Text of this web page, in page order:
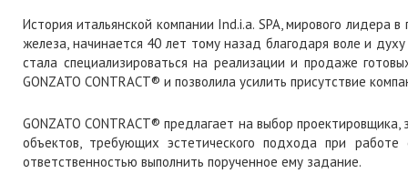
История итальянской компании Ind.i.a. SPA, мирового
железа, начинается 40 лет тому назад благодаря воле и
стала специализироваться на реализации и продаже
GONZATO CONTRACT® и позволила усилить присутствие
GONZATO CONTRACT® предлагает на выбор
объектов, требующих эстетического подхода при
ответственностью выполнить порученное ему задание.